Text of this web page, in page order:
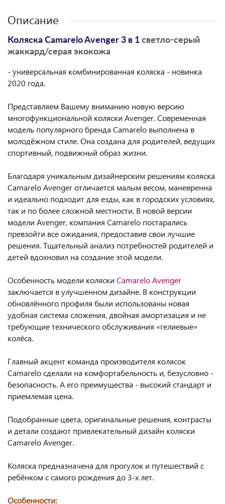
Описание
Коляска Camarelo Avenger 3 в 1 светло-серый
жаккард/серая экокожа
- универсальная комбинированная коляска - новинка
2020 года.
Представляем Вашему вниманию новую версию
многофункциональной коляски Avenger. Современная
модель популярного бренда Camarelo выполнена в
молодёжном стиле. Она создана для родителей, ведущих
спортивный, подвижный образ жизни.
Благодаря уникальным дизайнерским решениям коляска
Camarelo Avenger отличается малым весом, маневренна
и идеально подходит для езды, как в городских условиях,
так и по более сложной местности. В новой версии
модели Avenger, компания Camarelo постарались
превзойти все ожидания, предоставив свои лучшие
решения. Тщательный анализ потребностей родителей и
детей вдохновил на создание этой модели.
Особенность модели коляски Camarelo Avenger
заключается в улучшенном дизайне. В конструкции
обновлённого профиля были использованы новая
удобная система сложения, двойная амортизация и не
требующие технического обслуживания «гелиевые»
колёса.
Главный акцент команда производителя колясок
Camarelo сделали на комфортабельность и, безусловно -
безопасность. А его преимущества - высокий стандарт и
приемлемая цена.
Подобранные цвета, оригинальные решения, контрасты
и детали создают привлекательный дизайн коляски
Camarelo Avenger.
Коляска предназначена для прогулок и путешествий с
ребёнком с самого рождения до 3-х лет.
Особенности: